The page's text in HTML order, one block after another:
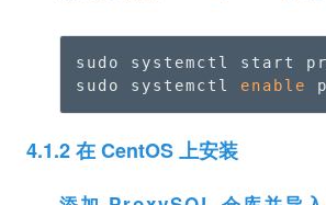
sudo systemctl start
sudo systemctl enable
4.1.2 在 CentOS 上安装